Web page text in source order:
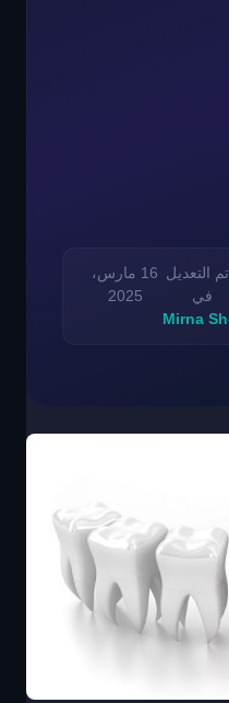
| تم التعديل
في
16 مارس،
2025
Mirna